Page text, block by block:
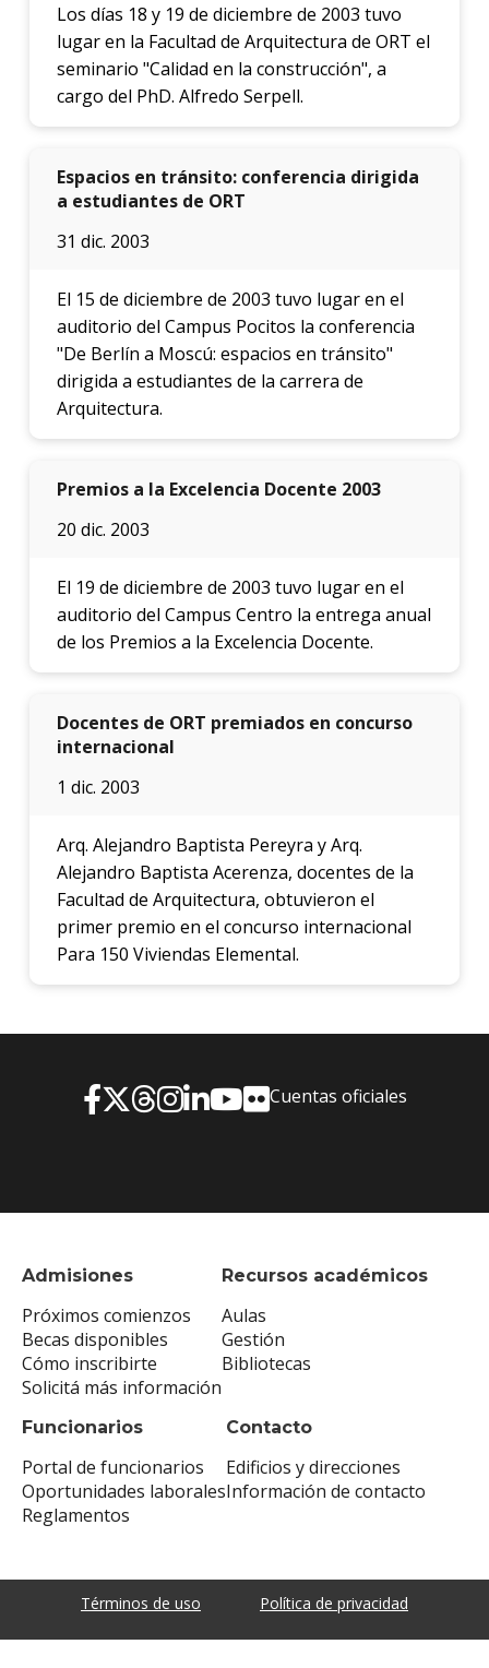
Los días 18 y 19 de diciembre de 2003 tuvo
lugar en la Facultad de Arquitectura de ORT el
seminario "Calidad en la construcción", a
cargo del PhD. Alfredo Serpell.
Espacios en tránsito: conferencia dirigida
a estudiantes de ORT
31 dic. 2003
El 15 de diciembre de 2003 tuvo lugar en el
auditorio del Campus Pocitos la conferencia
"De Berlín a Moscú: espacios en tránsito"
dirigida a estudiantes de la carrera de
Arquitectura.
Premios a la Excelencia Docente 2003
20 dic. 2003
El 19 de diciembre de 2003 tuvo lugar en el
auditorio del Campus Centro la entrega anual
de los Premios a la Excelencia Docente.
Docentes de ORT premiados en concurso
internacional
1 dic. 2003
Arq. Alejandro Baptista Pereyra y Arq.
Alejandro Baptista Acerenza, docentes de la
Facultad de Arquitectura, obtuvieron el
primer premio en el concurso internacional
Para 150 Viviendas Elemental.
Admisiones
Próximos comienzos
Becas disponibles
Cómo inscribirte
Solicitá más información
Recursos académicos
Aulas
Gestión
Bibliotecas
Funcionarios
Portal de funcionarios
Oportunidades laborales
Reglamentos
Contacto
Edificios y direcciones
Información de contacto
Cuentas oficiales
Términos de uso Política de privacidad